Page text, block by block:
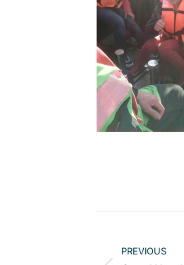
PREVIOUS